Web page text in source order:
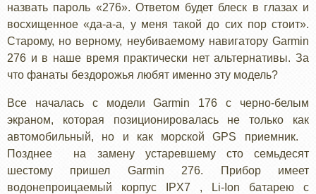
назвать пароль «276». Ответом будет блеск в глазах и
восхищенное «да-а-а, у меня такой до сих пор стоит».
Старому, но верному, неубиваемому навигатору Garmin
276 и в наше время практически нет альтернативы. За
что фанаты бездорожья любят именно эту модель?
Все началась с модели Garmin 176 с черно-белым
экраном, которая позиционировалась не только как
автомобильный, но и как морской GPS приемник.
Позднее на замену устаревшему сто семьдесят
шестому пришел Garmin 276. Прибор имеет
водонепроицаемый корпус IPX7 , Li-Ion батарею с